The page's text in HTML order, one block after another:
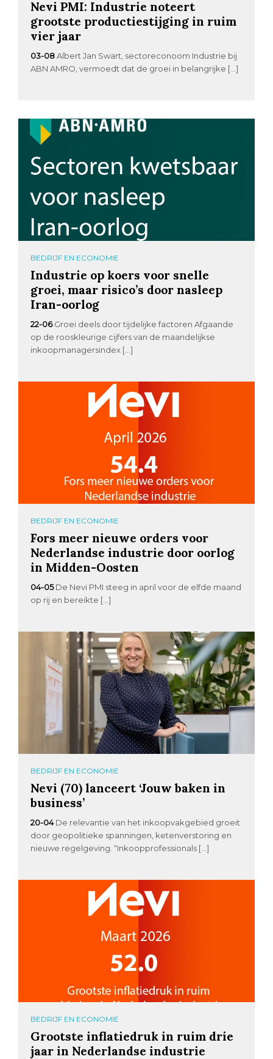
Nevi PMI: Industrie noteert
grootste productiestijging in ruim
vier jaar
03-08 Albert Jan Swart, sectoreconoom Industrie bij
ABN AMRO, vermoedt dat de groei in belangrijke […]
BEDRIJF EN ECONOMIE
Industrie op koers voor snelle
groei, maar risico’s door nasleep
Iran-oorlog
22-06 Groei deels door tijdelijke factoren Afgaande
op de rooskleurige cijfers van de maandelijkse
inkoopmanagersindex […]
BEDRIJF EN ECONOMIE
Fors meer nieuwe orders voor
Nederlandse industrie door oorlog
in Midden-Oosten
04-05 De Nevi PMI steeg in april voor de elfde maand
op rij en bereikte […]
BEDRIJF EN ECONOMIE
Nevi (70) lanceert ‘Jouw baken in
business’
20-04 De relevantie van het inkoopvakgebied groeit
door geopolitieke spanningen, ketenverstoring en
nieuwe regelgeving. “Inkoopprofessionals […]
BEDRIJF EN ECONOMIE
Grootste inflatiedruk in ruim drie
jaar in Nederlandse industrie